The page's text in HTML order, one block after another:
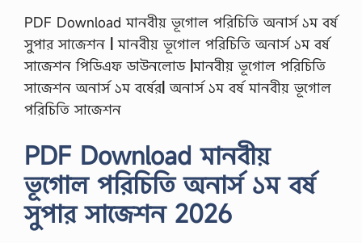
PDF Download মানবীয় ভূগোল পরিচিতি অনার্স ১ম বর্ষ
সুপার সাজেশন
|মানবীয় ভূগোল পরিচিতি অনার্স ১ম বর্ষ
সাজেশন পিডিএফ ডাউনলোড |মানবীয় ভূগোল পরিচিতি
সাজেশন অনার্স ১ম বর্ষের| অনার্স ১ম বর্ষ মানবীয় ভূগোল
পরিচিতি সাজেশন
PDF Download মানবীয়
ভূগোল পরিচিতি অনার্স ১ম বর্ষ
সুপার সাজেশন 2026